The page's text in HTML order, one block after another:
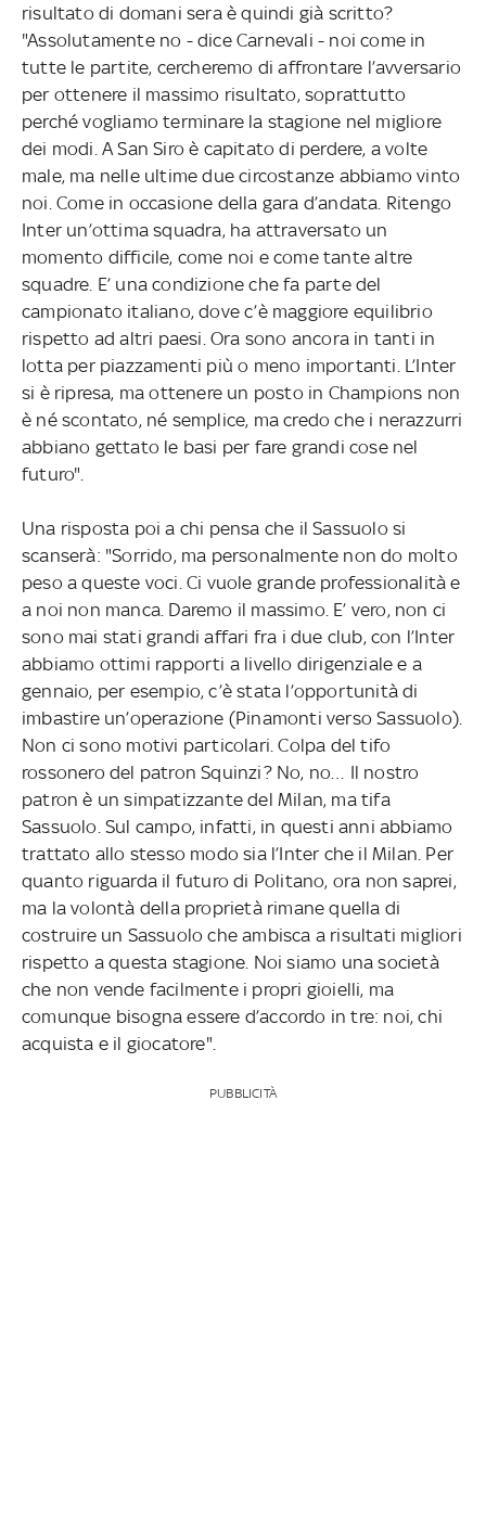
risultato di domani sera è quindi già scritto?
"Assolutamente no - dice Carnevali - noi come in
tutte le partite, cercheremo di affrontare l’avversario
per ottenere il massimo risultato, soprattutto
perché vogliamo terminare la stagione nel migliore
dei modi. A San Siro è capitato di perdere, a volte
male, ma nelle ultime due circostanze abbiamo vinto
noi. Come in occasione della gara d’andata. Ritengo
Inter un’ottima squadra, ha attraversato un
momento difficile, come noi e come tante altre
squadre. E’ una condizione che fa parte del
campionato italiano, dove c’è maggiore equilibrio
rispetto ad altri paesi. Ora sono ancora in tanti in
lotta per piazzamenti più o meno importanti. L’Inter
si è ripresa, ma ottenere un posto in Champions non
è né scontato, né semplice, ma credo che i nerazzurri
abbiano gettato le basi per fare grandi cose nel
futuro".
Una risposta poi a chi pensa che il Sassuolo si
scanserà: "Sorrido, ma personalmente non do molto
peso a queste voci. Ci vuole grande professionalità e
a noi non manca. Daremo il massimo. E’ vero, non ci
sono mai stati grandi affari fra i due club, con l’Inter
abbiamo ottimi rapporti a livello dirigenziale e a
gennaio, per esempio, c’è stata l’opportunità di
imbastire un’operazione (Pinamonti verso Sassuolo).
Non ci sono motivi particolari. Colpa del tifo
rossonero del patron Squinzi? No, no… Il nostro
patron è un simpatizzante del Milan, ma tifa
Sassuolo. Sul campo, infatti, in questi anni abbiamo
trattato allo stesso modo sia l’Inter che il Milan. Per
quanto riguarda il futuro di Politano, ora non saprei,
ma la volontà della proprietà rimane quella di
costruire un Sassuolo che ambisca a risultati migliori
rispetto a questa stagione. Noi siamo una società
che non vende facilmente i propri gioielli, ma
comunque bisogna essere d’accordo in tre: noi, chi
acquista e il giocatore".
PUBBLICITÀ